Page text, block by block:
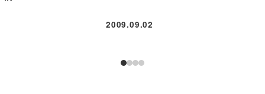
2009.09.02